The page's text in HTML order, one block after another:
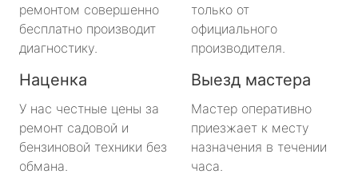
ремонтом совершенно
бесплатно производит
диагностику.
только от
официального
производителя.
Наценка
У нас честные цены за
ремонт садовой и
бензиновой техники без
обмана.
Выезд мастера
Мастер оперативно
приезжает к месту
назначения в течении
часа.